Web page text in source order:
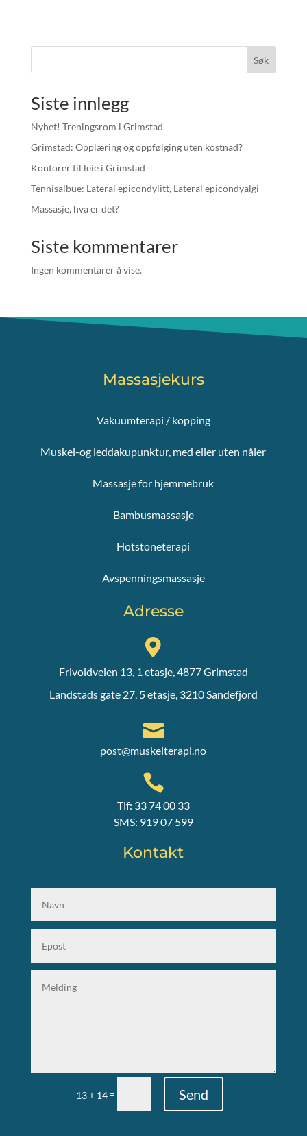
Søk
Siste innlegg
Nyhet! Treningsrom i Grimstad
Grimstad: Opplæring og oppfølging uten kostnad?
Kontorer til leie i Grimstad
Tennisalbue: Lateral epicondylitt, Lateral epicondyalgi
Massasje, hva er det?
Siste kommentarer
Ingen kommentarer å vise.
Massasjekurs
Vakuumterapi / kopping
Muskel-og leddakupunktur, med eller uten nåler
Massasje for hjemmebruk
Bambusmassasje
Hotstoneterapi
Avspenningsmassasje
Adresse

Frivoldveien 13, 1 etasje, 4877 Grimstad
Landstads gate 27, 5 etasje, 3210 Sandefjord

post@muskelterapi.no

Tlf: 33 74 00 33
SMS: 919 07 599
Kontakt
13 + 14 = Send